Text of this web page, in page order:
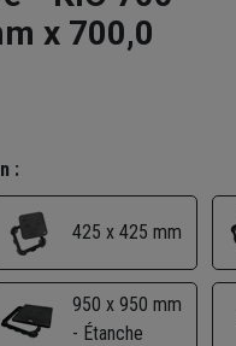
x 700,0
:
425 x 425 mm
950 x 950 mm
- Étanche